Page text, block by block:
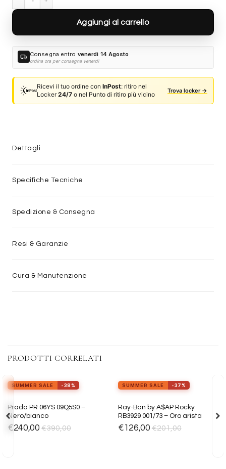
Aggiungi al carrello
local_shipping Consegna entro venerdì 14 Agosto
ordina ora per consegna venerdì
Ricevi il tuo ordine conInPost: ritiro nel
Locker24/7 o nel Punto di ritiro più vicino
Trova locker →
Dettagli
Specifiche Tecniche
Spedizione & Consegna
Resi & Garanzie
Cura & Manutenzione
PRODOTTI CORRELATI
view_in_arProvalo ora
SUMMER SALE -38%
Prada PR 06YS 09Q5S0 –
Nero/bianco
€240,00 €390,00
view_in_arProvalo ora
SUMMER SALE -37%
Ray-Ban by A$AP Rocky
RB3929 001/73 – Oro arista
€126,00 €201,00